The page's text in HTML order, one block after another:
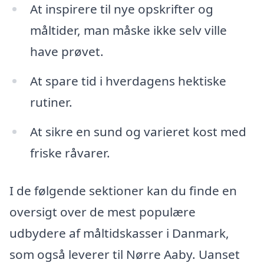
At inspirere til nye opskrifter og
måltider, man måske ikke selv ville
have prøvet.
At spare tid i hverdagens hektiske
rutiner.
At sikre en sund og varieret kost med
friske råvarer.
I de følgende sektioner kan du finde en
oversigt over de mest populære
udbydere af måltidskasser i Danmark,
som også leverer til Nørre Aaby. Uanset